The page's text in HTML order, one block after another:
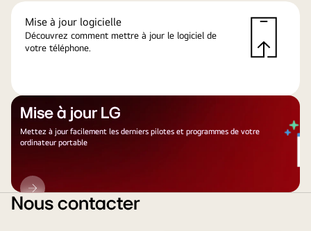
Mise à jour logicielle
Découvrez comment mettre à jour le logiciel de
votre téléphone.
Mise à jour LG
Mettez à jour facilement les derniers pilotes et programmes de votre
ordinateur portable
Mise
à
Nous contacter